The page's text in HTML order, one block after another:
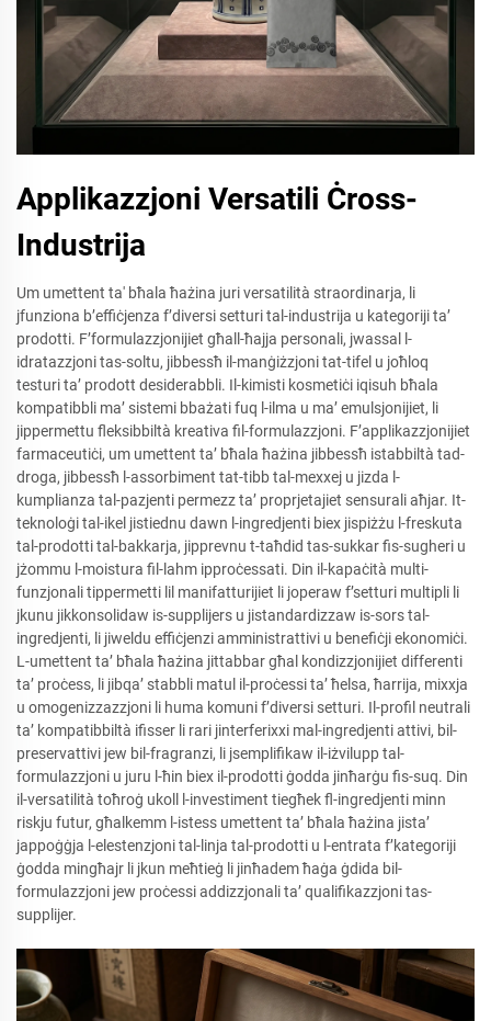
Applikazzjoni Versatili Ċross-
Industrija
Um umettent ta' bħala ħażina juri versatilità straordinarja, li
jfunziona b’effiċjenza f’diversi setturi tal-industrija u kategoriji ta’
prodotti. F’formulazzjonijiet għall-ħajja personali, jwassal l-
idratazzjoni tas-soltu, jibbessħ il-manġiżzjoni tat-tifel u joħloq
testuri ta’ prodott desiderabbli. Il-kimisti kosmetiċi iqisuh bħala
kompatibbli ma’ sistemi bbażati fuq l-ilma u ma’ emulsjonijiet, li
jippermettu fleksibbiltà kreativa fil-formulazzjoni. F’applikazzjonijiet
farmaceutiċi, um umettent ta’ bħala ħażina jibbessħ istabbiltà tad-
droga, jibbessħ l-assorbiment tat-tibb tal-mexxej u jizda l-
kumplianza tal-pazjenti permezz ta’ proprjetajiet sensurali aħjar. It-
teknoloġi tal-ikel jistiednu dawn l-ingredjenti biex jispiżżu l-freskuta
tal-prodotti tal-bakkarja, jipprevnu t-taħdid tas-sukkar fis-sugheri u
jżommu l-moistura fil-lahm ipproċessati. Din il-kapaċità multi-
funzjonali tippermetti lil manifatturijiet li joperaw f’setturi multipli li
jkunu jikkonsolidaw is-supplijers u jistandardizzaw is-sors tal-
ingredjenti, li jiweldu effiċjenzi amministrattivi u benefiċji ekonomiċi.
L-umettent ta’ bħala ħażina jittabbar għal kondizzjonijiet differenti
ta’ proċess, li jibqa’ stabbli matul il-proċessi ta’ ħelsa, ħarrija, mixxja
u omogenizzazzjoni li huma komuni f’diversi setturi. Il-profil neutrali
ta’ kompatibbiltà ifisser li rari jinterferixxi mal-ingredjenti attivi, bil-
preservattivi jew bil-fragranzi, li jsemplifikaw il-iżvilupp tal-
formulazzjoni u juru l-ħin biex il-prodotti ġodda jinħarġu fis-suq. Din
il-versatilità toħroġ ukoll l-investiment tiegħek fl-ingredjenti minn
riskju futur, għalkemm l-istess umettent ta’ bħala ħażina jista’
jappoġġja l-elestenzjoni tal-linja tal-prodotti u l-entrata f’kategoriji
ġodda mingħajr li jkun meħtieġ li jinħadem ħaġa ġdida bil-
formulazzjoni jew proċessi addizzjonali ta’ qualifikazzjoni tas-
supplijer.